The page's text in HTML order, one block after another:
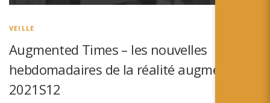
VEILLE
Augmented Times – les nouvelles
hebdomadaires de la réalité augmentée –
2021S12